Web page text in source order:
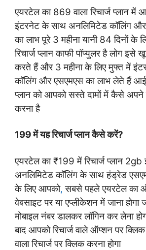
एयरटेल का 869 वाला रिचार्ज प्लान में
इंटरनेट के साथ अनलिमिटेड कॉलिंग
का लाभ पूरे 3 महीना यानी 84 दिनों के
रिचार्ज प्लान काफी पॉप्युलर है लोग इसे
करते हैं और 3 महीना के लिए मुफ्त में
कॉलिंग और एसएमएस का लाभ लेते हैं
प्लान को आपको सस्ते दामों में कैसे अपने
करना है
199 में यह रिचार्ज प्लान कैसे करें?
एयरटेल का ₹199 में रिचार्ज प्लान
अनलिमिटेड कॉलिंग के साथ हंड्रेड
के लिए आपको, सबसे पहले एयरटेल का
वेबसाइट पर या एप्लीकेशन में जाना
मोबाइल नंबर डालकर लॉगिन कर लेना
बाद आपको रिचार्ज वाले ऑप्शन पर
वाला रिचार्ज पर क्लिक करना होगा